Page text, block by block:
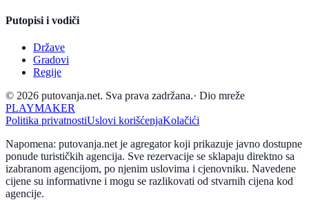
Putopisi i vodiči
Države
Gradovi
Regije
© 2026 putovanja.net. Sva prava zadržana.· Dio mreže
PLAYMAKER
Politika privatnostiUslovi korišćenjaKolačići
Napomena: putovanja.net je agregator koji prikazuje javno dostupne
ponude turističkih agencija. Sve rezervacije se sklapaju direktno sa
izabranom agencijom, po njenim uslovima i cjenovniku. Navedene
cijene su informativne i mogu se razlikovati od stvarnih cijena kod
agencije.